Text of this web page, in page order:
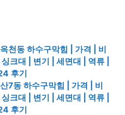
천동 하수구막힘 | 가격 | 비
크대 | 변기 | 세면대 | 역류 |
후기
7동 하수구막힘 | 가격 | 비
크대 | 변기 | 세면대 | 역류 |
후기